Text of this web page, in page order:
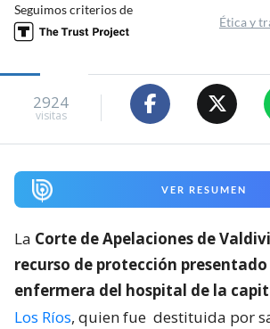
Seguimos criterios de
Ética y
2924
visitas
VER RESUMEN
La Corte de Apelaciones de
recurso de protección
enfermera del hospital de la
Los Ríos, quien fue destituida por